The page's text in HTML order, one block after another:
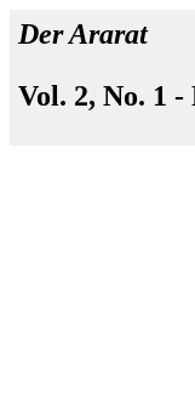
Der Ararat
Vol. 2, No. 1 -